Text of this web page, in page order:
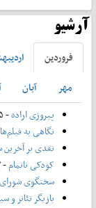
آرشیو
فروردين
مهر
آبان
پیروزی اراده- ۱۴۰۵
نگاهی به
نقدی بر
کودکی ناتمام- ۱۴۰۲
سخنگوی شورای
بازیگر تئاتر و